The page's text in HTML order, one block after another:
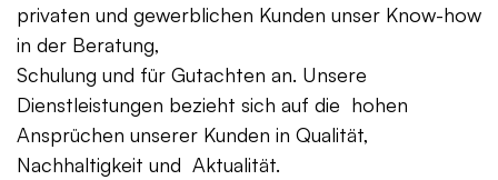
privaten und gewerblichen Kunden unser Know-how
in der Beratung,
Schulung und für Gutachten an. Unsere
Dienstleistungen bezieht sich auf die hohen
Ansprüchen unserer Kunden in Qualität,
Nachhaltigkeit und Aktualität.